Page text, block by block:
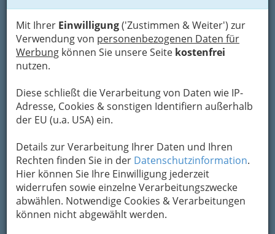
Mit Ihrer Einwilligung('Zustimmen & Weiter') zur
Verwendung von personenbezogenen Daten für
Werbung können Sie unsere Seite kostenfrei
nutzen.
Diese schließt die Verarbeitung von Daten wie IP-
Adresse, Cookies & sonstigen Identifiern außerhalb
der EU (u.a. USA) ein.
Details zur Verarbeitung Ihrer Daten und Ihren
Rechten finden Sie in der Datenschutzinformation.
Hier können Sie Ihre Einwilligung jederzeit
widerrufen sowie einzelne Verarbeitungszwecke
abwählen. Notwendige Cookies & Verarbeitungen
können nicht abgewählt werden.
+43 316 682 541-13
Karte
Adresse mit Google Maps anschauen